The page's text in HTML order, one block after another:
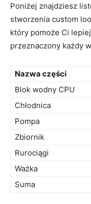
Poniżej znajdziesz
‍stworzenia custom
który pomoże Ci​
⁤przeznaczony każdy
Nazwa części
Blok‍ wodny CPU
Chłodnica
Pompa
Zbiornik
Rurociągi
Ważka
Suma